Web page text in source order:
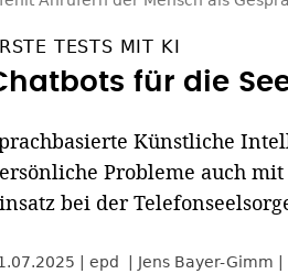
TESTS MIT KI
für die
Künstliche
Probleme auch
bei der
epd Jens Bayer-Gimm